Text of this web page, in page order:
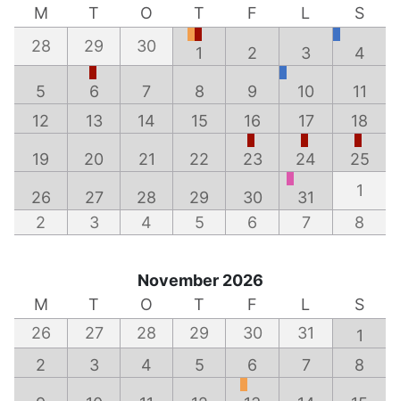
M
T O T F L
S
28
29 30 1 2 3 4
5 6 7 8 9 10
11
12
13 14 15 16 17 18
19 20 21 22 23 24 25
26 27 28 29 30 31
1
2
3 4 5 6 7 8
November 2026
M
T O T F L
S
26
27 28 29 30 31
1
2
3 4 5 6 7 8